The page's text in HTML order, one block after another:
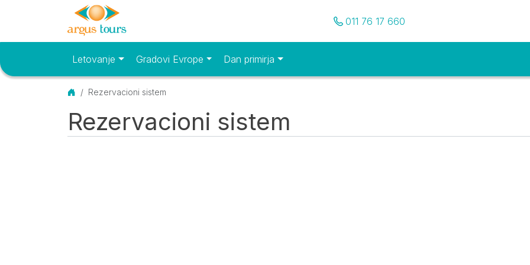
Pozovite nas
011 76 17 660
Osnovni meniLetovanje Gradovi Evrope Dan primirja
Početna
Rezervacioni sistem
Rezervacioni sistem